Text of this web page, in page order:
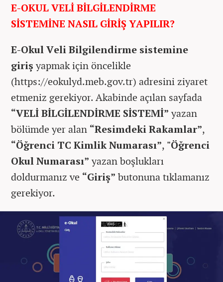
E-OKUL VELİ BİLGİLENDİRME
SİSTEMİNE NASIL GİRİŞ YAPILIR?
E-Okul Veli Bilgilendirme sistemine
girişyapmak için öncelikle
(https://eokulyd.meb.gov.tr) adresini ziyaret
etmeniz gerekiyor. Akabinde açılan sayfada
“VELİ BİLGİLENDİRME SİSTEMİ”yazan
bölümde yer alan “Resimdeki Rakamlar”,
“Öğrenci TC Kimlik Numarası”, "Öğrenci
Okul Numarası”yazan boşlukları
doldurmanız ve “Giriş” butonuna tıklamanız
gerekiyor.